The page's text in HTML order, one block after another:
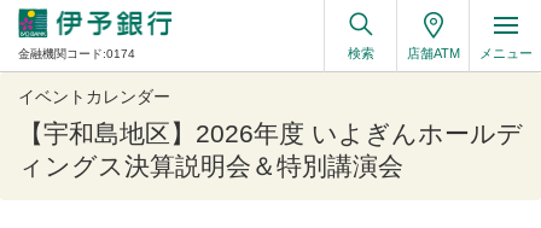
金融機関コード:0174 検索 店舗ATM メニュー
イベントカレンダー
【宇和島地区】2026年度 いよぎんホールデ
ィングス決算説明会＆特別講演会